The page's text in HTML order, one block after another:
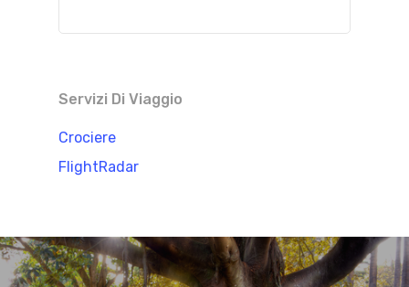
Servizi Di Viaggio
Crociere
FlightRadar